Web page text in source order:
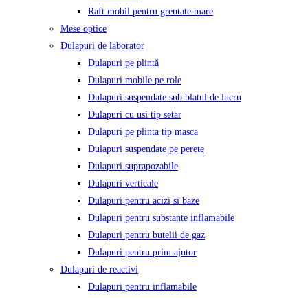
Raft mobil pentru greutate mare
Mese optice
Dulapuri de laborator
Dulapuri pe plintă
Dulapuri mobile pe role
Dulapuri suspendate sub blatul de lucru
Dulapuri cu usi tip setar
Dulapuri pe plinta tip masca
Dulapuri suspendate pe perete
Dulapuri suprapozabile
Dulapuri verticale
Dulapuri pentru acizi si baze
Dulapuri pentru substante inflamabile
Dulapuri pentru butelii de gaz
Dulapuri pentru prim ajutor
Dulapuri de reactivi
Dulapuri pentru inflamabile